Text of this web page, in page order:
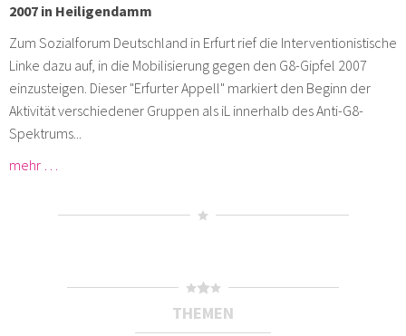
2007 in Heiligendamm
Zum Sozialforum Deutschland in Erfurt rief die Interventionistische
Linke dazu auf, in die Mobilisierung gegen den G8-Gipfel 2007
einzusteigen. Dieser "Erfurter Appell" markiert den Beginn der
Aktivität verschiedener Gruppen als iL innerhalb des Anti-G8-
Spektrums...
mehr …
THEMEN